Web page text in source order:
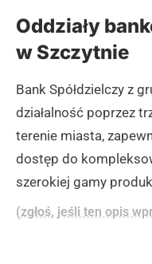
Oddziały
w Szczytnie
Bank Spółdzielczy z
działalność poprzez
terenie miasta,
dostęp do
szerokiej gamy
(zgłoś, jeśli ten opis